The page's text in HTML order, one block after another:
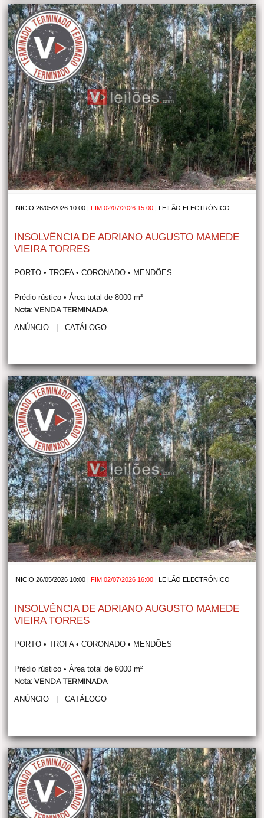
INICIO:26/05/2026 10:00 |FIM:02/07/2026 15:00 |LEILÃO ELECTRÓNICO
INSOLVÊNCIA DE ADRIANO AUGUSTO MAMEDE
VIEIRA TORRES
PORTO • TROFA • CORONADO • MENDÕES
Prédio rústico • Área total de 8000 m²
Nota: VENDA TERMINADA
ANÚNCIO |CATÁLOGO
INICIO:26/05/2026 10:00 |FIM:02/07/2026 16:00 |LEILÃO ELECTRÓNICO
INSOLVÊNCIA DE ADRIANO AUGUSTO MAMEDE
VIEIRA TORRES
PORTO • TROFA • CORONADO • MENDÕES
Prédio rústico • Área total de 6000 m²
Nota: VENDA TERMINADA
ANÚNCIO |CATÁLOGO